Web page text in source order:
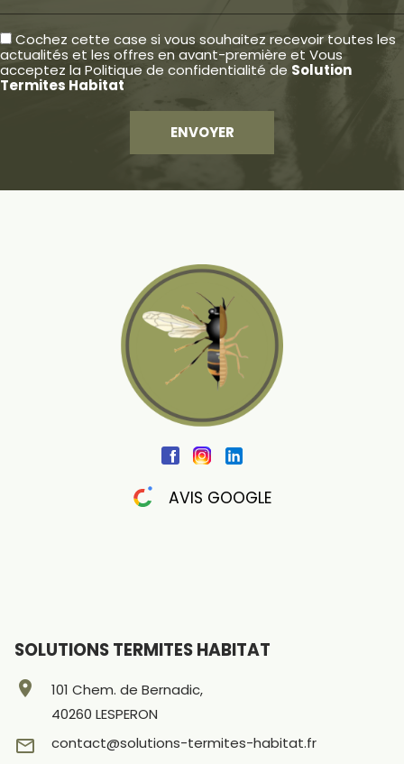
Cochez cette case si vous souhaitez recevoir toutes les
actualités et les offres en avant-première et Vous
acceptez la Politique de confidentialité de Solution
Termites Habitat
AVIS GOOGLE
SOLUTIONS TERMITES HABITAT
location_on
101 Chem. de Bernadic,
40260 LESPERON
mail_outline contact@solutions-termites-habitat.fr